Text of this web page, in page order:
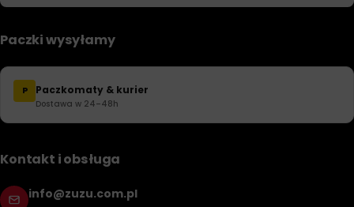
Paczki wysyłamy
P Paczkomaty & kurier
Dostawa w 24–48h
Kontakt i obsługa
info@zuzu.com.pl